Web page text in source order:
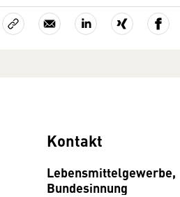
Kontakt
Lebensmittelgewerbe,
Bundesinnung